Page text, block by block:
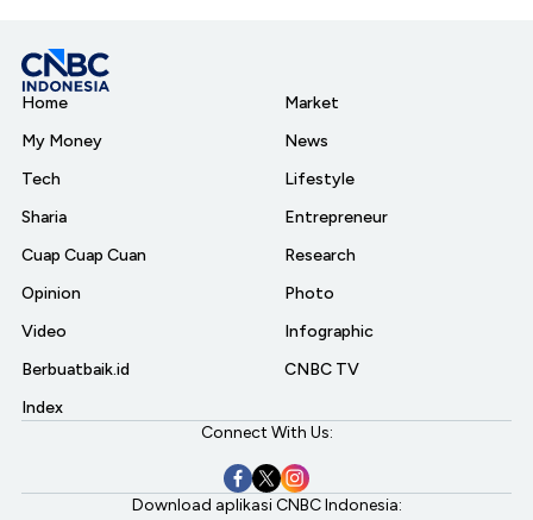
Home
My Money
Tech
Sharia
Cuap Cuap Cuan
Opinion
Video
Berbuatbaik.id
Index
Market
News
Lifestyle
Entrepreneur
Research
Photo
Infographic
CNBC TV
Connect With Us:
Download aplikasi CNBC Indonesia: